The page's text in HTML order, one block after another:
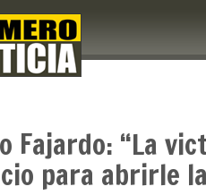
Fajardo: “La
para abrirle